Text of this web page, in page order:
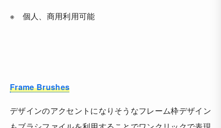
※ 個人、商用利用可能
Frame Brushes
デザインのアクセントになりそうなフレーム枠デザイン